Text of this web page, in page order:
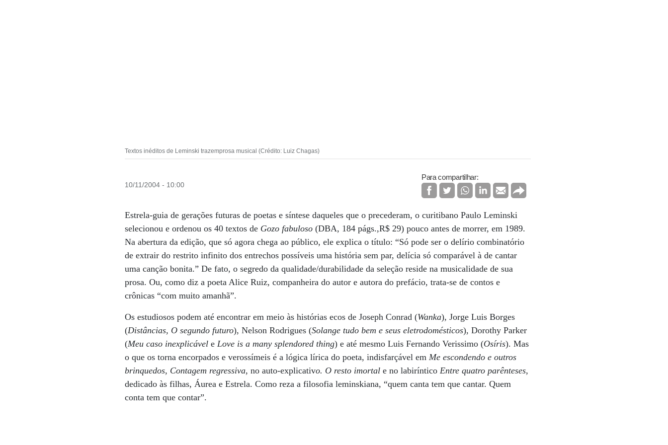
Textos inéditos de Leminski trazemprosa musical (Crédito: Luiz Chagas)
10/11/2004 - 10:00
Para compartilhar:
Estrela-guia de gerações futuras de poetas e síntese daqueles que o precederam, o curitibano Paulo Leminski
selecionou e ordenou os 40 textos de Gozo fabuloso(DBA, 184 págs.,R$ 29) pouco antes de morrer, em 1989.
Na abertura da edição, que só agora chega ao público, ele explica o título: “Só pode ser o delírio combinatório
de extrair do restrito infinito dos entrechos possíveis uma história sem par, delícia só comparável à de cantar
uma canção bonita.” De fato, o segredo da qualidade/durabilidade da seleção reside na musicalidade de sua
prosa. Ou, como diz a poeta Alice Ruiz, companheira do autor e autora do prefácio, trata-se de contos e
crônicas “com muito amanhã”.
Os estudiosos podem até encontrar em meio às histórias ecos de Joseph Conrad (Wanka), Jorge Luis Borges
(Distâncias, O segundo futuro), Nelson Rodrigues (Solange tudo bem e seus eletrodomésticos), Dorothy Parker
(Meu caso inexplicáveleLove is a many splendored thing) e até mesmo Luis Fernando Verissimo (Osíris). Mas
o que os torna encorpados e verossímeis é a lógica lírica do poeta, indisfarçável em Me escondendo e outros
brinquedos, Contagem regressiva, no auto-explicativo. O resto imortal e no labirínticoEntre quatro parênteses,
dedicado às filhas, Áurea e Estrela. Como reza a filosofia leminskiana, “quem canta tem que cantar. Quem
conta tem que contar”.